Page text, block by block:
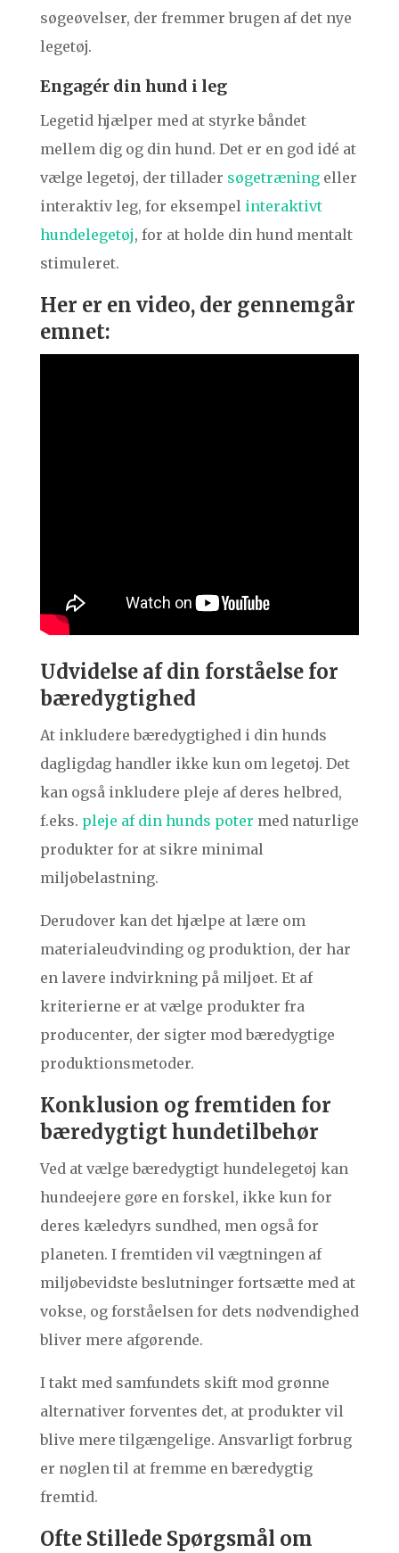
søgeøvelser, der fremmer brugen af det nye
legetøj.
Engagér din hund i leg
Legetid hjælper med at styrke båndet
mellem dig og din hund. Det er en god idé at
vælge legetøj, der tillader søgetræningeller
interaktiv leg, for eksempel interaktivt
hundelegetøj, for at holde din hund mentalt
stimuleret.
Her er en video, der gennemgår
emnet:
Udvidelse af din forståelse for
bæredygtighed
At inkludere bæredygtighed i din hunds
dagligdag handler ikke kun om legetøj. Det
kan også inkludere pleje af deres helbred,
f.eks. pleje af din hunds poter med naturlige
produkter for at sikre minimal
miljøbelastning.
Derudover kan det hjælpe at lære om
materialeudvinding og produktion, der har
en lavere indvirkning på miljøet. Et af
kriterierne er at vælge produkter fra
producenter, der sigter mod bæredygtige
produktionsmetoder.
Konklusion og fremtiden for
bæredygtigt hundetilbehør
Ved at vælge bæredygtigt hundelegetøj kan
hundeejere gøre en forskel, ikke kun for
deres kæledyrs sundhed, men også for
planeten. I fremtiden vil vægtningen af
miljøbevidste beslutninger fortsætte med at
vokse, og forståelsen for dets nødvendighed
bliver mere afgørende.
I takt med samfundets skift mod grønne
alternativer forventes det, at produkter vil
blive mere tilgængelige. Ansvarligt forbrug
er nøglen til at fremme en bæredygtig
fremtid.
Ofte Stillede Spørgsmål om